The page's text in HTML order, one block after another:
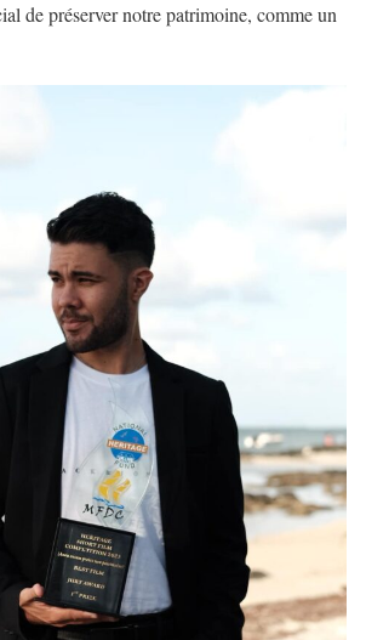
de préserver notre patrimoine, comme un